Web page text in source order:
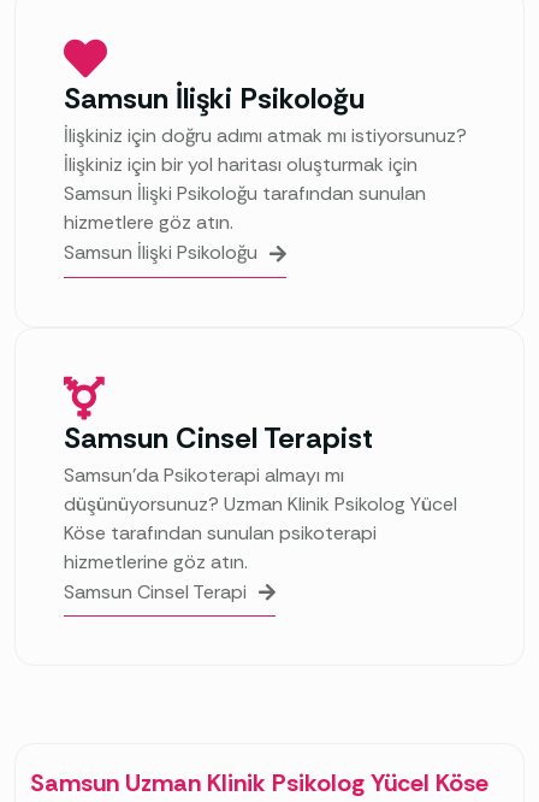
Samsun İlişki Psikoloğu
İlişkiniz için doğru adımı atmak mı istiyorsunuz?
İlişkiniz için bir yol haritası oluşturmak için
Samsun İlişki Psikoloğu tarafından sunulan
hizmetlere göz atın.
Samsun İlişki Psikoloğu
Samsun Cinsel Terapist
Samsun’da Psikoterapi almayı mı
düşünüyorsunuz? Uzman Klinik Psikolog Yücel
Köse tarafından sunulan psikoterapi
hizmetlerine göz atın.
Samsun Cinsel Terapi
Samsun Uzman Klinik Psikolog Yücel Köse